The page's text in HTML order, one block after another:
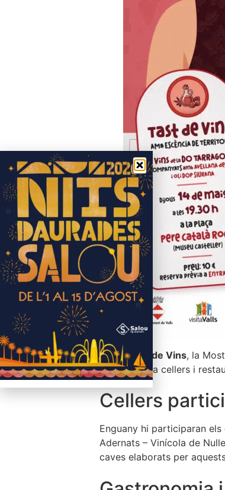
LaValls Va de Vins, la
que reunirà a cellers i
Cellers
Enguany hi participaran
Adernats – Vinícola de
caves elaborats per